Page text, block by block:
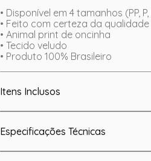
• Disponível em 4 tamanhos (PP, P,
• Feito com certeza da
• Animal print de oncinha
• Tecido veludo
• Produto 100% Brasileiro
Itens Inclusos
Especificações Técnicas